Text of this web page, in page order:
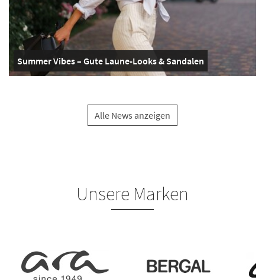
Summer Vibes – Gute Laune-Looks & Sandalen
Alle News anzeigen
Unsere Marken